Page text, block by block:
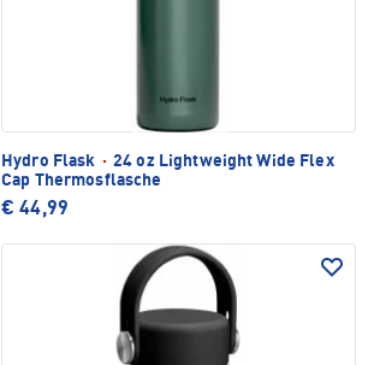
Hydro Flask · 24 oz Lightweight Wide Flex
Cap Thermosflasche
€ 44,99